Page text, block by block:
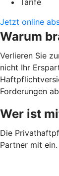
Jetzt online
Warum
Verlieren Sie
nicht Ihr
Forderungen
Wer ist
Die
Partner mit ein.